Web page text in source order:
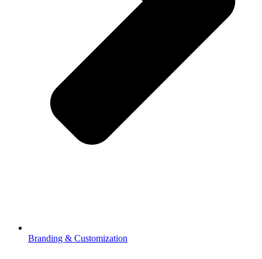
Branding & Customization